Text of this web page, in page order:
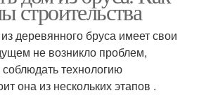
строительства
деревянного бруса имеет свои
не возникло проблем,
соблюдать технологию
она из нескольких этапов .